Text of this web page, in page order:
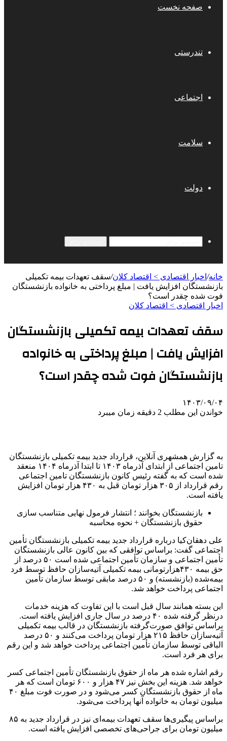
صفحه نخست
تندرستی
اجتماعی
سلامت
دولت
خانه/ اخبار اقتصادی > اقتصاد كلان/سقف تعهدات بیمه تکمیلی
بازنشستگان افزایش یافت | مبلغ پرداختی به خانواده بازنشستگان
فوت شده چقدر است؟
اخبار اقتصادی > اقتصاد كلان
سقف تعهدات بیمه تکمیلی بازنشستگان
افزایش یافت | مبلغ پرداختی به خانواده
بازنشستگان فوت شده چقدر است؟
۱۴۰۳/۰۹/۰۴
خواندن این مطلب 2 دقیقه زمان میبرد
به گزارش همشهری آنلاین، قرارداد جدید بیمه تکمیلی بازنشستگان
تامین اجتماعی از ابتدای آذرماه ۱۴۰۳ تا ابتدا آذرماه ۱۴۰۴ منعقد
شده است که به گفته رئیس کانون بازنشستگان تامین اجتماعی
رقم قرارداد از ۳۰۵ هزار تومان قبل به ۴۳۰ هزار تومان افزایش
یافته است.
بازنشستگان بخوانند ؛ انتشار فرمول نهایی متناسب سازی
حقوق بازنشستگان + نحوه محاسبه
علی دهقان‌کیا درباره قرارداد جدید بیمه تکمیلی بازنشستگان تأمین
اجتماعی گفت: براساس توافقی که بین کانون عالی بازنشستگان
تأمین اجتماعی و سازمان تأمین اجتماعی شده است ۵۰ درصد از
حق بیمه ۴۳۰هزارتومانی بیمه تکمیلی آتیه‌سازان حافظ توسط فرد
بیمه‌شده (بازنشسته) و ۵۰ درصد مابقی توسط سازمان تأمین
اجتماعی پرداخت خواهد شد.
این بسته همانند سال قبل است با این تفاوت که هزینه خدمات
درنظر گرفته‌ شده ۴۰ درصد در سال جاری افزایش یافته است.
براساس توافق صورت‌گرفته بازنشستگان در قالب بیمه تکمیلی
آتیه‌سازان حافظ ۲۱۵ هزار تومان پرداخت می‌کنند و ۵۰ درصد
الباقی توسط سازمان تأمین اجتماعی پرداخت خواهد شد و این رقم
برای هر فرد است.
رقم اشاره‌ شده هر ماه از حقوق بازنشستگان تأمین اجتماعی کسر
خواهد شد. هزینه این بخش نیز ۴۷ هزار و ۶۰۰ تومان است که هر
ماه از حقوق بازنشستگان کسر می‌شود و در صورت فوت مبلغ ۴۰
میلیون تومان به خانواده آنها پرداخت می‌شود.
براساس پیگیری‌ها سقف تعهدات بیمه‌ای نیز در قرارداد جدید به ۸۵
میلیون تومان برای جراحی‌های تخصصی افزایش یافته است.